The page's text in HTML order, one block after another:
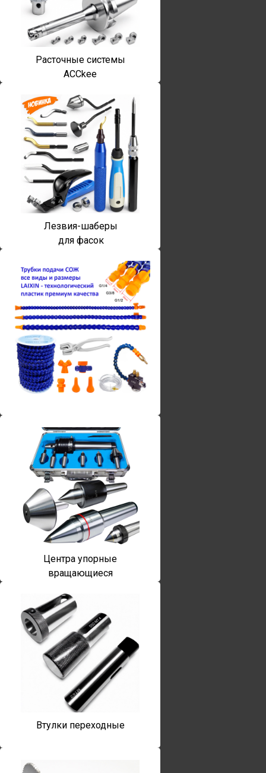
Расточные системы
ACCkee
Лезвия-шаберы
для фасок
Винты torx
Центра упорные
вращающиеся
Втулки переходные